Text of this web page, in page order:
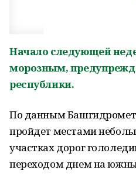
Начало следующей
морозным,
республики.
По данным
пройдет местами
участках дорог
переходом днем на